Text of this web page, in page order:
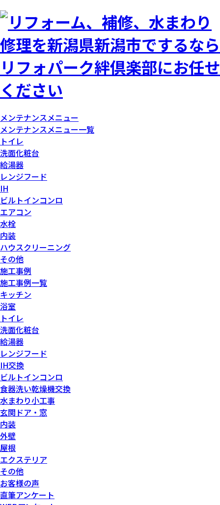
メンテナンスメニュー
メンテナンスメニュー一覧
トイレ
洗面化粧台
給湯器
レンジフード
IH
ビルトインコンロ
エアコン
水栓
内装
ハウスクリーニング
その他
施工事例
施工事例一覧
キッチン
浴室
トイレ
洗面化粧台
給湯器
レンジフード
IH交換
ビルトインコンロ
食器洗い乾燥機交換
水まわり小工事
玄関ドア・窓
内装
外壁
屋根
エクステリア
その他
お客様の声
直筆アンケート